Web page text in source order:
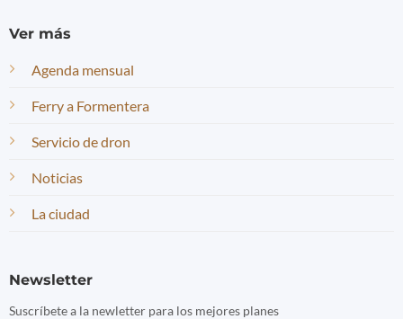
Ver más
Agenda mensual
Ferry a Formentera
Servicio de dron
Noticias
La ciudad
Newsletter
Suscríbete a la newletter para los mejores planes